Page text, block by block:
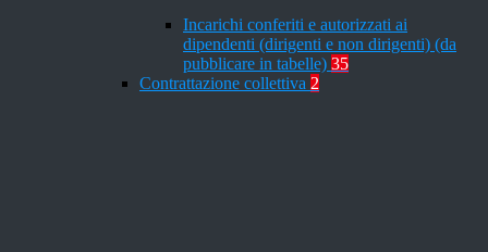
Incarichi conferiti e autorizzati ai
dipendenti (dirigenti e non dirigenti) (da
pubblicare in tabelle) 35
Contrattazione collettiva 2